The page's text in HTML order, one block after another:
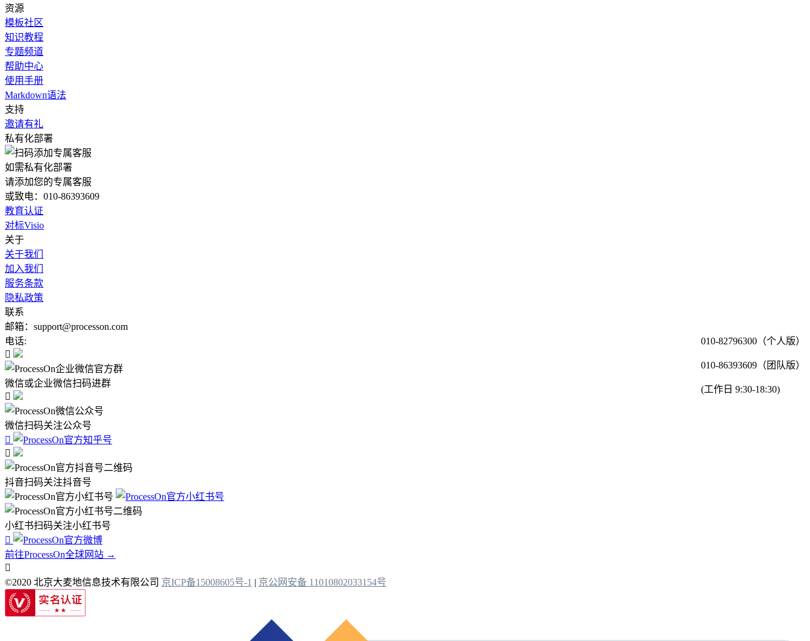
资源
模板社区
知识教程
专题频道
帮助中心
使用手册
Markdown语法
支持
邀请有礼
私有化部署
如需私有化部署
请添加您的专属客服
或致电：010-86393609
教育认证
对标Visio
关于
关于我们
加入我们
服务条款
隐私政策
联系
邮箱：support@processon.com
电话:
010-82796300（个人版）
010-86393609（团队版）
(工作日 9:30-18:30)

微信或企业微信扫码进群

微信扫码关注公众号


抖音扫码关注抖音号
小红书扫码关注小红书号

前往ProcessOn全球网站 →

©2020 北京大麦地信息技术有限公司 京ICP备15008605号-1 | 京公网安备 11010802033154号